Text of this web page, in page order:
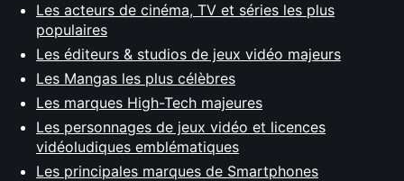
Les acteurs de cinéma, TV et séries les plus
populaires
Les éditeurs & studios de jeux vidéo majeurs
Les Mangas les plus célèbres
Les marques High-Tech majeures
Les personnages de jeux vidéo et licences
vidéoludiques emblématiques
Les principales marques de Smartphones